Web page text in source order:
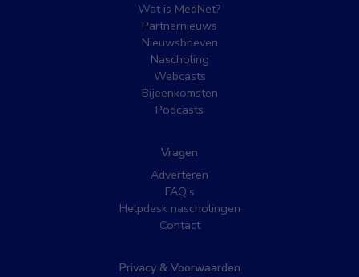
Wat is MedNet?
Partnernieuws
Nieuwsbrieven
Nascholing
Webcasts
Bijeenkomsten
Podcasts
Vragen
Adverteren
FAQ’s
Helpdesk nascholingen
Contact
Privacy & Voorwaarden